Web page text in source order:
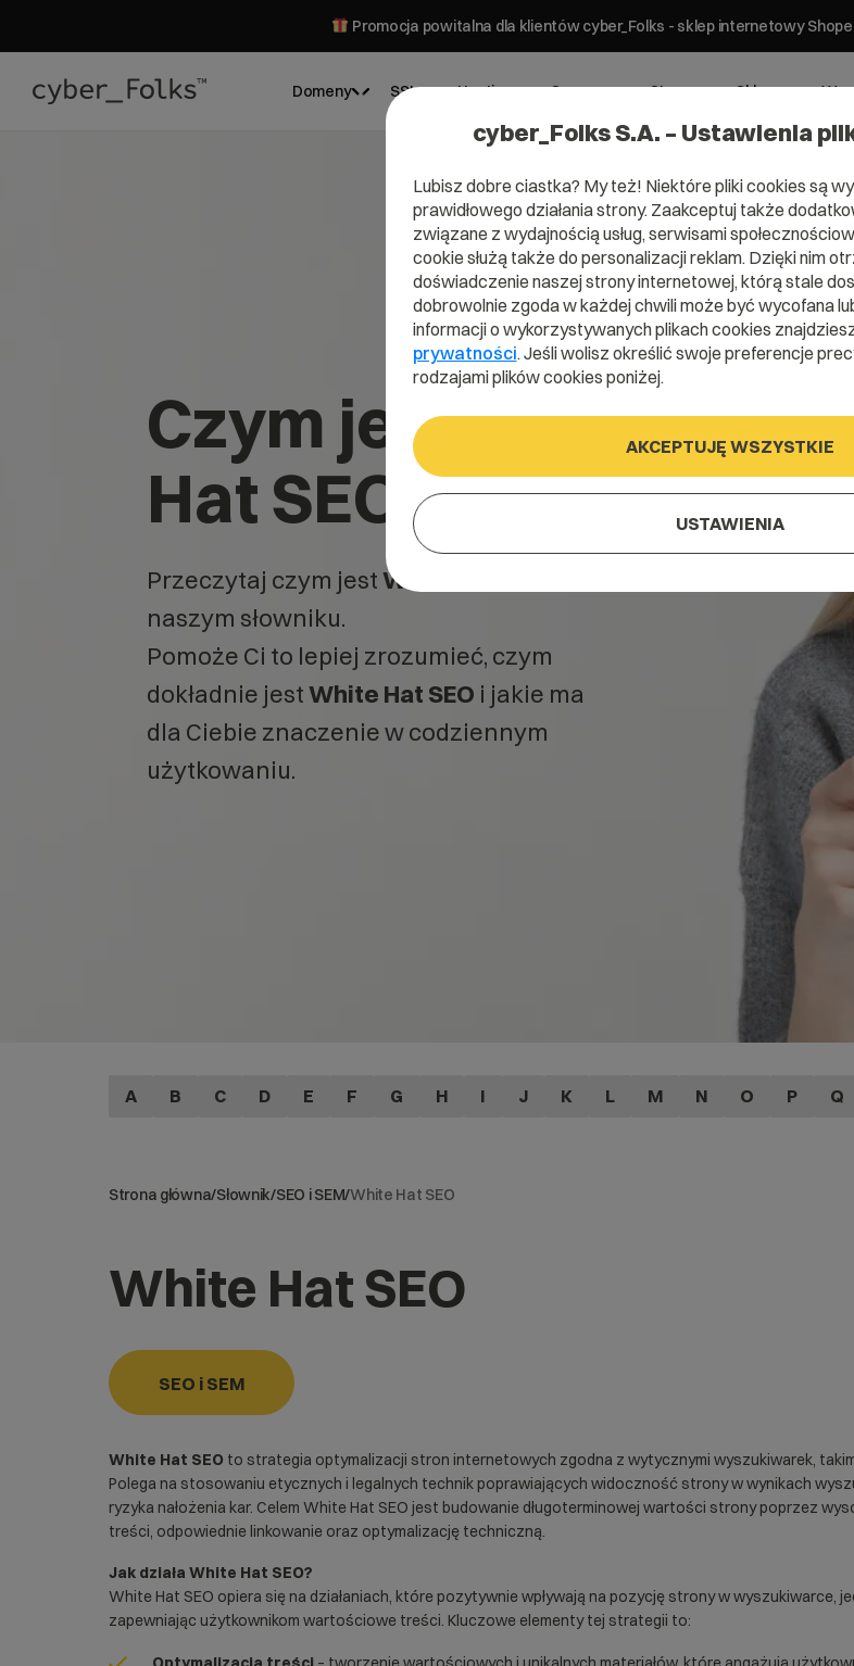
Promocja powitalna dla klientów cyber_Folks - sklep internetowy Shoper
Domeny SSL Hosting Serwery Strony Sklepy
Czym jest White
Hat SEO?
Przeczytaj czym jestWhite Hat SEO
naszym słowniku.
Pomoże Ci to lepiej zrozumieć, czym
dokładnie jestWhite Hat SEO i jakie ma
dla Ciebie znaczenie w codziennym
użytkowaniu.
A B C D E F G H I J K L M N O P Q
Strona główna/Słownik/SEO i SEM/White Hat SEO
White Hat SEO
SEO i SEM
White Hat SEO to strategia optymalizacji stron internetowych zgodna z wytycznymi wyszukiwarek,
Polega na stosowaniu etycznych i legalnych technik poprawiających widoczność strony w wynikach
ryzyka nałożenia kar. Celem White Hat SEO jest budowanie długoterminowej wartości strony poprzez
treści, odpowiednie linkowanie oraz optymalizację techniczną.
Jak działa White Hat SEO?
White Hat SEO opiera się na działaniach, które pozytywnie wpływają na pozycję strony w wyszukiwarce,
zapewniając użytkownikom wartościowe treści. Kluczowe elementy tej strategii to:
cyber_Folks S.A. – Ustawienia
Lubisz dobre ciastka? My też! Niektóre pliki cookies są
prawidłowego działania strony. Zaakceptuj także
związane z wydajnością usług, serwisami
cookie służą także do personalizacji reklam. Dzięki nim
doświadczenie naszej strony internetowej, którą stale
dobrowolnie zgoda w każdej chwili może być wycofana
informacji o wykorzystywanych plikach cookies
prywatności. Jeśli wolisz określić swoje preferencje
rodzajami plików cookies poniżej.
AKCEPTUJĘ WSZYSTKIE
USTAWIENIA